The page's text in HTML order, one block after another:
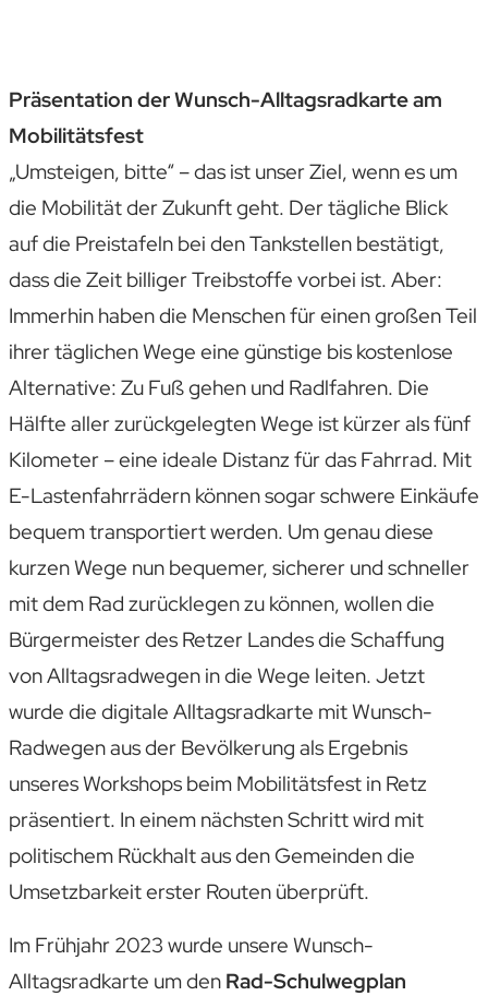
Präsentation der Wunsch-Alltagsradkarte am
Mobilitätsfest
„Umsteigen, bitte“ – das ist unser Ziel, wenn es um
die Mobilität der Zukunft geht. Der tägliche Blick
auf die Preistafeln bei den Tankstellen bestätigt,
dass die Zeit billiger Treibstoffe vorbei ist. Aber:
Immerhin haben die Menschen für einen großen Teil
ihrer täglichen Wege eine günstige bis kostenlose
Alternative: Zu Fuß gehen und Radlfahren. Die
Hälfte aller zurückgelegten Wege ist kürzer als fünf
Kilometer – eine ideale Distanz für das Fahrrad. Mit
E-Lastenfahrrädern können sogar schwere Einkäufe
bequem transportiert werden. Um genau diese
kurzen Wege nun bequemer, sicherer und schneller
mit dem Rad zurücklegen zu können, wollen die
Bürgermeister des Retzer Landes die Schaffung
von Alltagsradwegen in die Wege leiten. Jetzt
wurde die digitale Alltagsradkarte mit Wunsch-
Radwegen aus der Bevölkerung als Ergebnis
unseres Workshops beim Mobilitätsfest in Retz
präsentiert. In einem nächsten Schritt wird mit
politischem Rückhalt aus den Gemeinden die
Umsetzbarkeit erster Routen überprüft.
Im Frühjahr 2023 wurde unsere Wunsch-
Alltagsradkarte um den Rad-Schulwegplan